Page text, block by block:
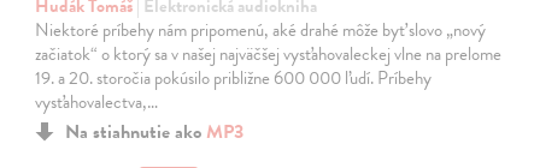
Hudák Tomáš| Elektronická audiokniha
Niektoré príbehy nám pripomenú, aké drahé môže byť slovo „nový
začiatok“ o ktorý sa v našej najväčšej vysťahovaleckej vlne na prelome
19. a 20. storočia pokúsilo približne 600 000 ľudí. Príbehy
vysťahovalectva,…
Na stiahnutie ako MP3